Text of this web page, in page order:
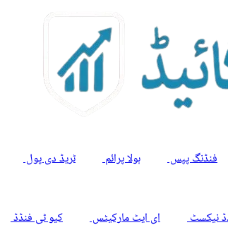
فنڈنگ پپس ہولا پرائم ٹریڈ دی پول
نیکسٹ ای ایٹ مارکیٹس کیو ٹی فنڈڈ